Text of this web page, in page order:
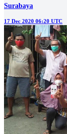
Surabaya
17 Dec 2020 06:20 UTC